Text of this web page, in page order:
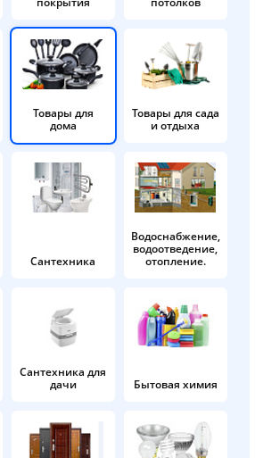
Товары для
дома
Товары для сада
и отдыха
Сантехника
Водоснабжение,
водоотведение,
отопление.
Сантехника для
дачи
Бытовая химия
товары
сегодня только
любого банка
способом
% будут
2 недели